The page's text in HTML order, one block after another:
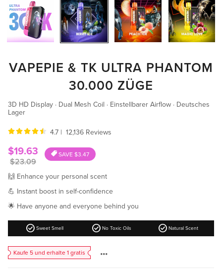
VAPEPIE & TK ULTRA PHANTOM
30.000 ZÜGE
3D HD Display · Dual Mesh Coil · Einstellbarer Airflow · Deutsches
Lager
4.7 | 12,136 Reviews
Sale
price
$19.63
Regular
$23.09
SAVE $3.47
🙌 Enhance your personal scent
💪 Instant boost in self-confidence
🌟 Have anyone and everyone behind you
check_circle Sweet Smell check_circle No Toxic Oils check_circle Natural Scent
Kaufe 5 und erhalte 1 gratis